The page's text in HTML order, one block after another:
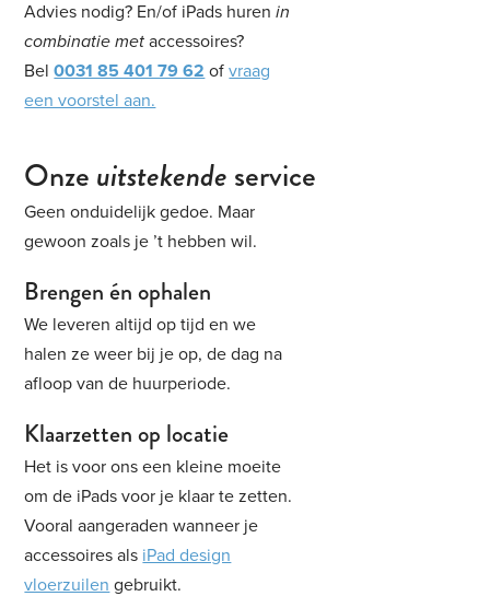
Advies nodig? En/of iPads hurenin
combinatie met accessoires?
Bel0031 85 401 79 62 ofvraag
een voorstel aan.
Onzeuitstekendeservice
Geen onduidelijk gedoe. Maar
gewoon zoals je ’t hebben wil.
Brengen én ophalen
We leveren altijd op tijd en we
halen ze weer bij je op, de dag na
afloop van de huurperiode.
Klaarzetten op locatie
Het is voor ons een kleine moeite
om de iPads voor je klaar te zetten.
Vooral aangeraden wanneer je
accessoires als iPad design
vloerzuilen gebruikt.